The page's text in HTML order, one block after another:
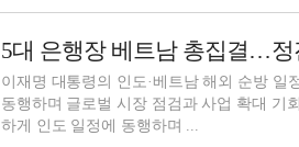
이재명 대통령의 인도·베트남 해외 순방 일
동행하며 글로벌 시장 점검과 사업 확대 기
하게 인도 일정에 동행하며 ...